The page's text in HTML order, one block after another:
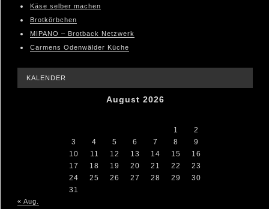
Käse selber machen
Brotkörbchen
MIPANO – Brotback Netzwerk
Carmens Odenwälder Küche
KALENDER
August 2026
1
2
3
4 5 6 7 8
9
10
11 12 13 14 15
16
17
18 19 20 21 22
23
24
25 26 27 28 29
30
31
« Aug.